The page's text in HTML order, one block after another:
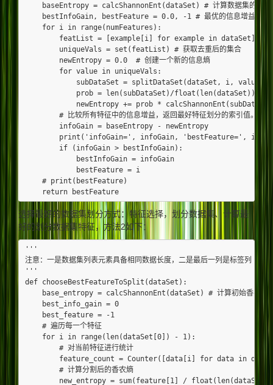
baseEntropy = calcShannonEnt(dataSet) # 计算数据集的信息
bestInfoGain, bestFeature = 0.0, -1 # 最优的信息增益值,
    for i in range(numFeatures):
featList = [example[i] for example in dataSet] # 获
        uniqueVals = set(featList) # 获取去重后的集合
        newEntropy = 0.0  # 创建一个新的信息熵
        for value in uniqueVals:
            subDataSet = splitDataSet(dataSet, i, value)
            prob = len(subDataSet)/float(len(dataSet))
newEntropy += prob *
        # 比较所有特征中的信息增益，返回最好特征划分的索引值。
        infoGain = baseEntropy - newEntropy
print('infoGain=', infoGain, 'bestFeature=', i,
        if (infoGain > bestInfoGain):
            bestInfoGain = infoGain
            bestFeature = i
    # print(bestFeature)
选择最好的数据集划分方式：特征选择，划分数据集、计算最
好的划分数据集特征，方法2如下：
'''
注意：一是数据集列表元素具备相同数据长度，二是最后一列是标签列
'''
def chooseBestFeatureToSplit(dataSet):
    base_entropy = calcShannonEnt(dataSet) # 计算初始香农熵
    best_info_gain = 0
    best_feature = -1
    # 遍历每一个特征
    for i in range(len(dataSet[0]) - 1):
        # 对当前特征进行统计
feature_count = Counter([data[i] for data in
        # 计算分割后的香农熵
new_entropy = sum(feature[1] /